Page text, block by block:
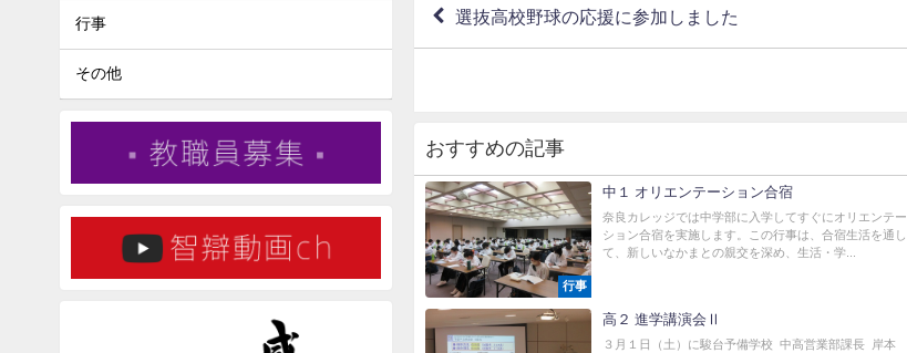
選抜高校野球の応援に参加しました
おすすめの記事
行事
中１ オリエンテーション合宿
奈良カレッジでは中学部に入学してすぐにオリエンテー
ション合宿を実施します。この行事は、合宿生活を通し
て、新しいなかまとの親交を深め、生活・学...
高２ 進学講演会Ⅱ
３月１日（土）に駿台予備学校 中高営業部課長 岸本
行事
その他